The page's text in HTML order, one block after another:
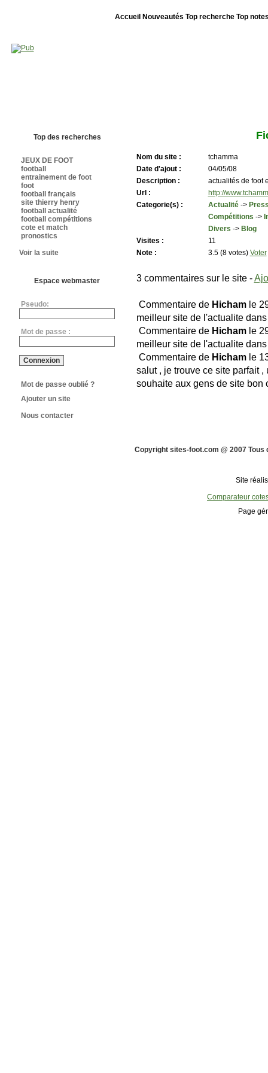
Accueil Nouveautés Top recherche Top
Top des recherches
JEUX DE FOOT
football
entrainement de foot
foot
football français
site thierry henry
football actualité
football compétitions
cote et match
pronostics
Voir la suite
Espace webmaster
Pseudo:
Mot de passe :
Mot de passe oublié ?
Ajouter un site
Nous contacter
Nom du site :
tchamma
Date d'ajout :
04/05/08
Description :
actualités de foot
Url :
http://
Categorie(s) :
Actualité->
Compétitions ->
Divers -> Blog
Visites :
11
Note :
3.5 (8 votes) Voter
3 commentaires sur le site -
Commentaire de Hichamle
meilleur site de l'actualite
Commentaire de Hichamle
meilleur site de l'actualite
Commentaire de Hichamle
salut , je trouve ce site parfait
souhaite aux gens de site bon
Copyright sites-foot.com @ 2007
Site
Comparateur
Page